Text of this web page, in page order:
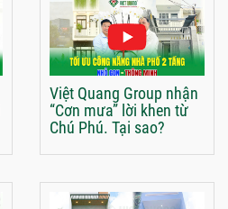
Việt Quang Group nhận
“Cơn mưa” lời khen từ
Chú Phú. Tại sao?